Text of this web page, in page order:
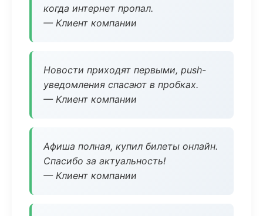
когда интернет пропал.
— Клиент компании
Новости приходят первыми, push-
уведомления спасают в пробках.
— Клиент компании
Афиша полная, купил билеты онлайн.
Спасибо за актуальность!
— Клиент компании